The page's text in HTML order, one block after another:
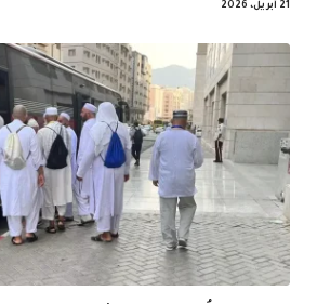
21 أبريل، 2026